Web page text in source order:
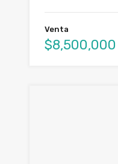
Venta
$8,500,000